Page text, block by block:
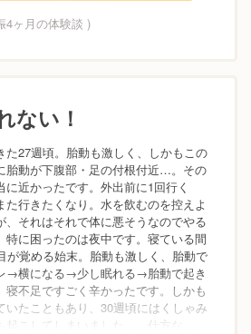
4ヶ月の体験談 )
ない！
た27週頃。胎動も激しく、しかもこの
胎動が下腹部・足の付根付近…。その
近かったです。外出前に1回行く
た行きたくなり。水を飲むのを控えよ
、それはそれで体に悪そうなのでやる
特に困ったのは夜中です。寝ている間
が覚める始末。胎動も激しく、胎動で
横になる→少し眠れる→胎動で起き
不足ですごく辛かったです。しかも
いたこともあり、30週頃にはくしゃみ
起こしてしまいました…。仕方な...